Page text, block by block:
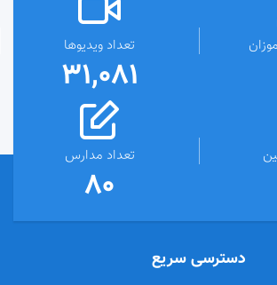
تعداد ویدیوها
31,081
تعداد مدارس
80
دسترسی سریع